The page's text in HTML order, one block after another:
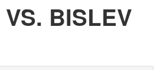
BISLEV